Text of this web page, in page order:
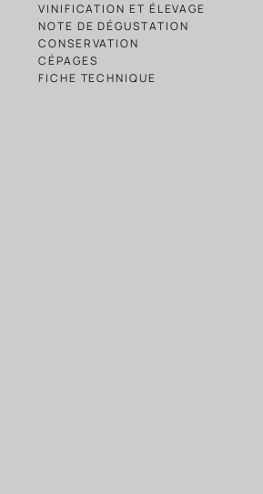
VINIFICATION ET ÉLEVAGE
NOTE DE DÉGUSTATION
CONSERVATION
CÉPAGES
FICHE TECHNIQUE